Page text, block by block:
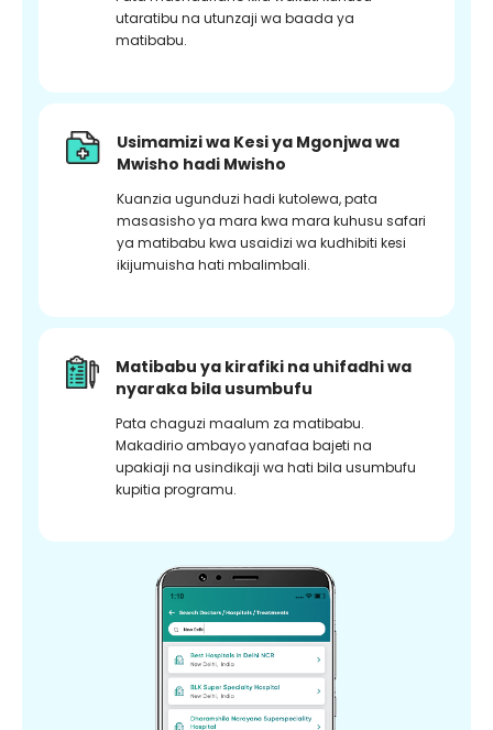
utaratibu na utunzaji wa baada ya
matibabu.
Usimamizi wa Kesi ya Mgonjwa wa
Mwisho hadi Mwisho
Kuanzia ugunduzi hadi kutolewa, pata
masasisho ya mara kwa mara kuhusu safari
ya matibabu kwa usaidizi wa kudhibiti kesi
ikijumuisha hati mbalimbali.
Matibabu ya kirafiki na uhifadhi wa
nyaraka bila usumbufu
Pata chaguzi maalum za matibabu.
Makadirio ambayo yanafaa bajeti na
upakiaji na usindikaji wa hati bila usumbufu
kupitia programu.